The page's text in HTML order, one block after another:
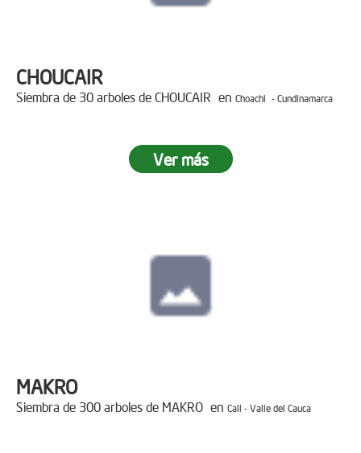
CHOUCAIR
Siembra de 30 arboles de CHOUCAIR en Choachi - Cundinamarca
Ver más
MAKRO
Siembra de 300 arboles de MAKRO en Cali - Valle del Cauca